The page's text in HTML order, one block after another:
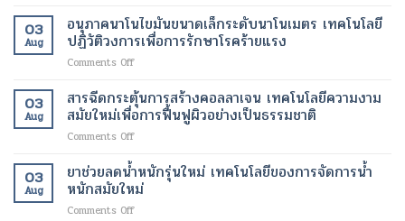
ของ
ผู้
ป่วย
ที่
กระจ่าง
ดี
ขึ้น
ใหม่
เพื่อ
การ
ปรับ
ร่าง
และ
โดย
ไม่
ต้อง
บำบัด
ด้วย
เซลล์
ต้น
ฟื้นฟู
เนื้อเยื่อ
ให้
กลับ
03
Aug
อนุภาคนาโนไขมันขนาดเล็กระดับนาโนเมตร เทคโนโลยี
ปฏิวัติวงการเพื่อการรักษาโรคร้ายแรง
Comments Offon
นาโน
ไข
มัน
ขนาด
ระดับ
นาโน
03
Aug
สารฉีดกระตุ้นการสร้างคอลลาเจน เทคโนโลยีความงาม
สมัยใหม่เพื่อการฟื้นฟูผิวอย่างเป็นธรรมชาติ
Comments Offon
ฉีด
กระตุ้น
การ
สร้าง
03
Aug
ยาช่วยลดน้ำหนักรุ่นใหม่ เทคโนโลยีของการจัดการน้ำ
หนักสมัยใหม่
Comments Offon